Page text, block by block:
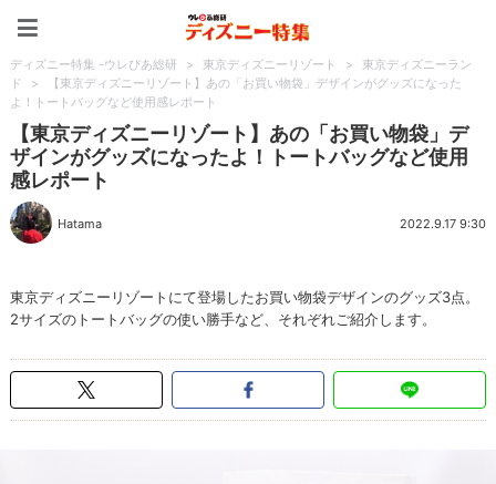
ディズニー特集 -ウレぴあ総研 > 東京ディズニーリゾート >
東京ディズニーラン
ド
>
【東京ディズニーリゾート】あの「お買い物袋」デザインがグッズになった
よ！トートバッグなど使用感レポート
【東京ディズニーリゾート】あの「お買い物袋」デ
ザインがグッズになったよ！トートバッグなど使用
感レポート
Hatama 2022.9.17 9:30
東京ディズニーリゾートにて登場したお買い物袋デザインのグッズ3点。
2サイズのトートバッグの使い勝手など、それぞれご紹介します。